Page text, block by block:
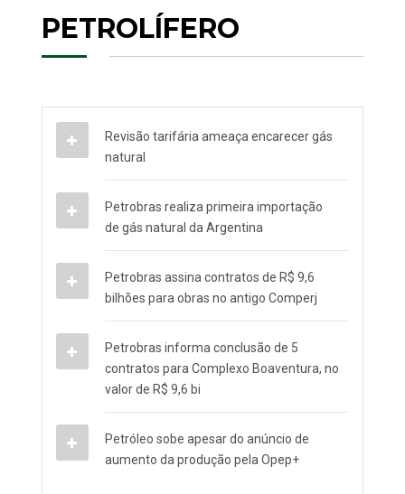
PETROLÍFERO
Revisão tarifária ameaça encarecer gás
natural
Petrobras realiza primeira importação
de gás natural da Argentina
Petrobras assina contratos de R$ 9,6
bilhões para obras no antigo Comperj
Petrobras informa conclusão de 5
contratos para Complexo Boaventura, no
valor de R$ 9,6 bi
Petróleo sobe apesar do anúncio de
aumento da produção pela Opep+